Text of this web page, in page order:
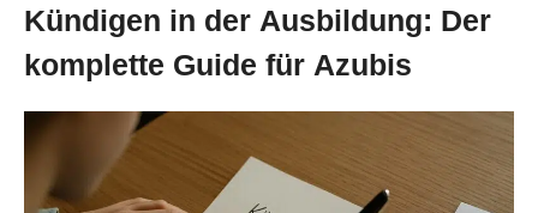
Kündigen in der Ausbildung: Der
komplette Guide für Azubis